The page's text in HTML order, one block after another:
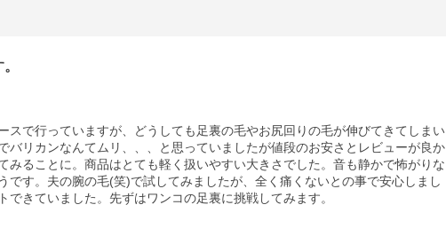
スで行っていますが、どうしても足裏の毛やお尻回りの毛が伸びてきてしまい
バリカンなんてムリ、、、と思っていましたが値段のお安さとレビューが良か
みることに。商品はとても軽く扱いやすい大きさでした。音も静かで怖がりな
です。夫の腕の毛(笑)で試してみましたが、全く痛くないとの事で安心しまし
できていました。先ずはワンコの足裏に挑戦してみます。